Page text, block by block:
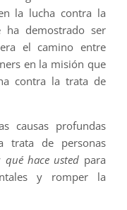
la lucha contra la
ha demostrado ser
el camino entre
en la misión que
contra la trata de
causas profundas
trata de personas
qué hace usted para
y romper la